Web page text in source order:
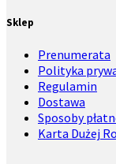
Sklep
Prenumerata
Polityka
Regulamin
Dostawa
Sposoby
Karta Dużej